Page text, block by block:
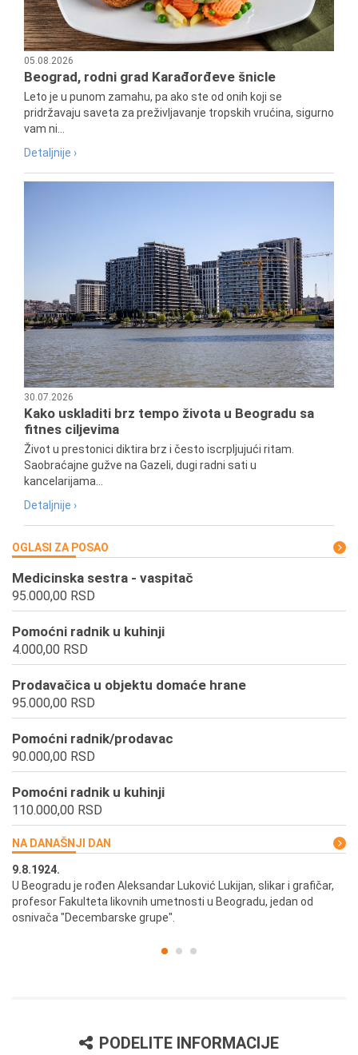
05.08.2026
Beograd, rodni grad Karađorđeve šnicle
Leto je u punom zamahu, pa ako ste od onih koji se
pridržavaju saveta za preživljavanje tropskih vrućina, sigurno
vam ni...
Detaljnije ›
30.07.2026
Kako uskladiti brz tempo života u Beogradu sa
fitnes ciljevima
Život u prestonici diktira brz i često iscrpljujući ritam.
Saobraćajne gužve na Gazeli, dugi radni sati u
kancelarijama...
Detaljnije ›
OGLASI ZA POSAO
Medicinska sestra - vaspitač
95.000,00 RSD
Pomoćni radnik u kuhinji
4.000,00 RSD
Prodavačica u objektu domaće hrane
95.000,00 RSD
Pomoćni radnik/prodavac
90.000,00 RSD
Pomoćni radnik u kuhinji
110.000,00 RSD
NA DANAŠNJI DAN
9.8.1924.
U Beogradu je rođen Aleksandar Luković Lukijan, slikar i grafičar,
profesor Fakulteta likovnih umetnosti u Beogradu, jedan od
osnivača "Decembarske grupe".
PODELITE INFORMACIJE